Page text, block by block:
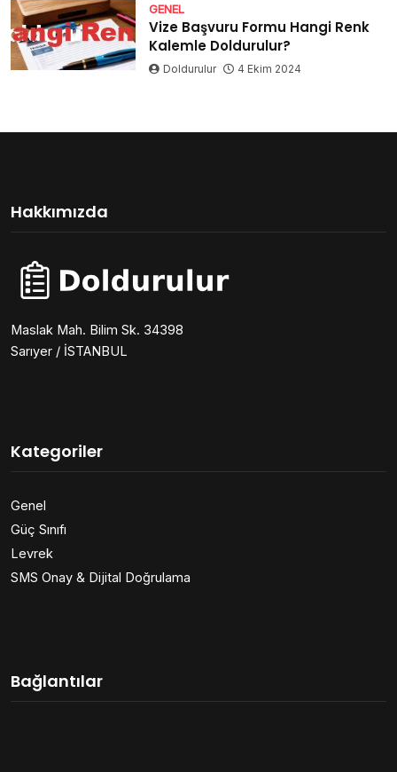
GENEL
Vize Başvuru Formu Hangi Renk
Kalemle Doldurulur?
Doldurulur 4 Ekim 2024
Hakkımızda
Maslak Mah. Bilim Sk. 34398
Sarıyer / İSTANBUL
Kategoriler
Genel
Güç Sınıfı
Levrek
SMS Onay & Dijital Doğrulama
Bağlantılar